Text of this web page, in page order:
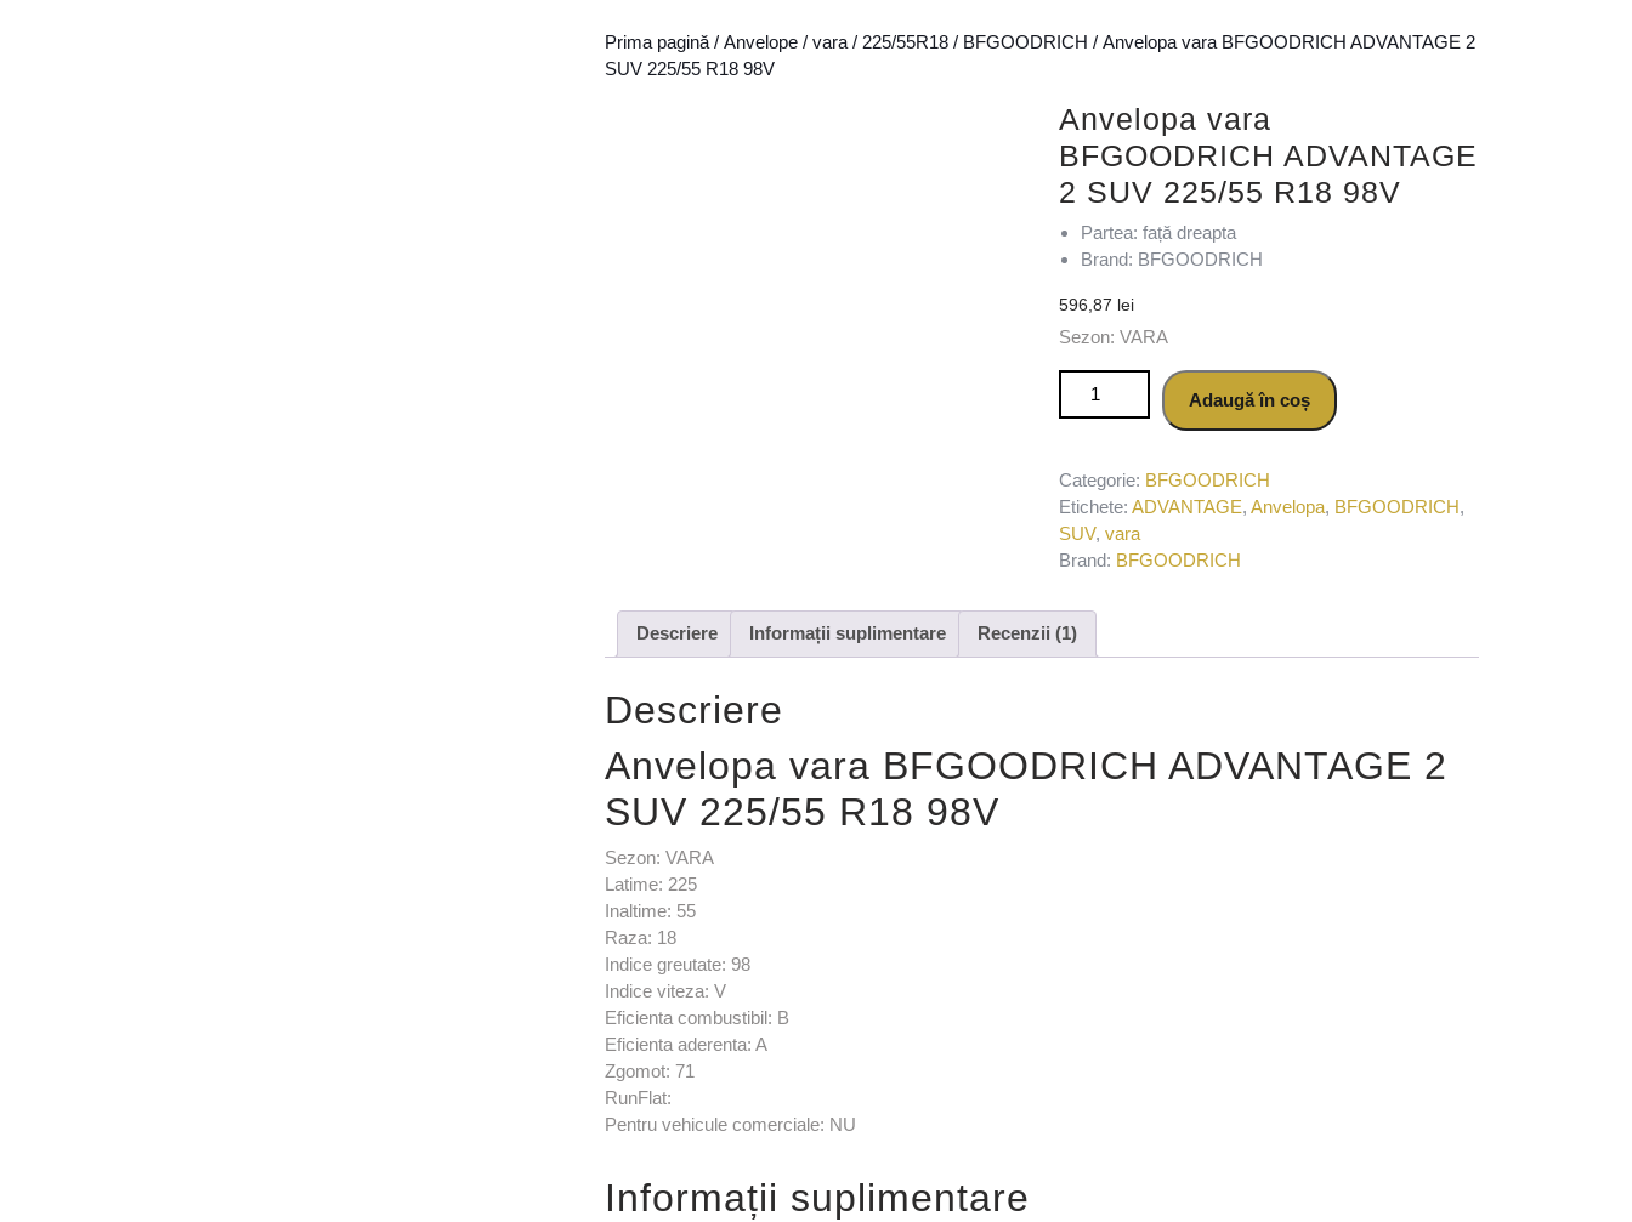
Prima pagină / Anvelope / vara / 225/55R18 / BFGOODRICH / Anvelopa vara BFGOODRICH ADVANTAGE 2
SUV 225/55 R18 98V
Anvelopa vara
BFGOODRICH ADVANTAGE
2 SUV 225/55 R18 98V
Partea: față dreapta
Brand: BFGOODRICH
596,87 lei
Sezon: VARA
Cantitate Anvelopa vara BFGOODRICH ADVANTAGE 2 SUV 225/55
Adaugă în coș
Categorie: BFGOODRICH
Etichete:ADVANTAGE,Anvelopa, BFGOODRICH,
SUV,vara
Brand: BFGOODRICH
Descriere Informații suplimentare Recenzii (1)
Descriere
Anvelopa vara BFGOODRICH ADVANTAGE 2
SUV 225/55 R18 98V
Sezon: VARA
Latime: 225
Inaltime: 55
Raza: 18
Indice greutate: 98
Indice viteza: V
Eficienta combustibil: B
Eficienta aderenta: A
Zgomot: 71
RunFlat:
Pentru vehicule comerciale: NU
Informații suplimentare